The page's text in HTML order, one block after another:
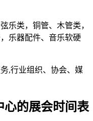
乐类，铜管、木管类，
乐器配件、音乐软硬
,行业组织、协会、媒
心的展会时间表